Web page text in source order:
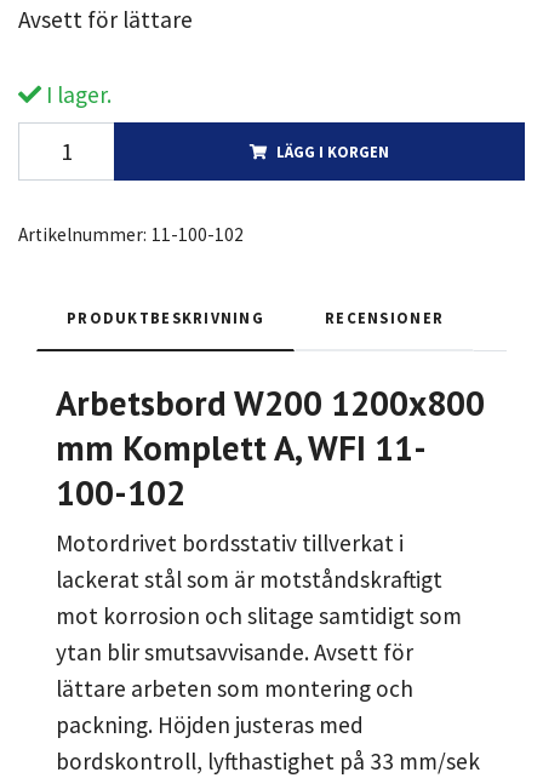
Avsett för lättare
I lager.
LÄGG I KORGEN
Artikelnummer: 11-100-102
PRODUKTBESKRIVNING RECENSIONER
Arbetsbord W200 1200x800
mm Komplett A, WFI 11-
100-102
Motordrivet bordsstativ tillverkat i
lackerat stål som är motståndskraftigt
mot korrosion och slitage samtidigt som
ytan blir smutsavvisande. Avsett för
lättare arbeten som montering och
packning. Höjden justeras med
bordskontroll, lyfthastighet på 33 mm/sek